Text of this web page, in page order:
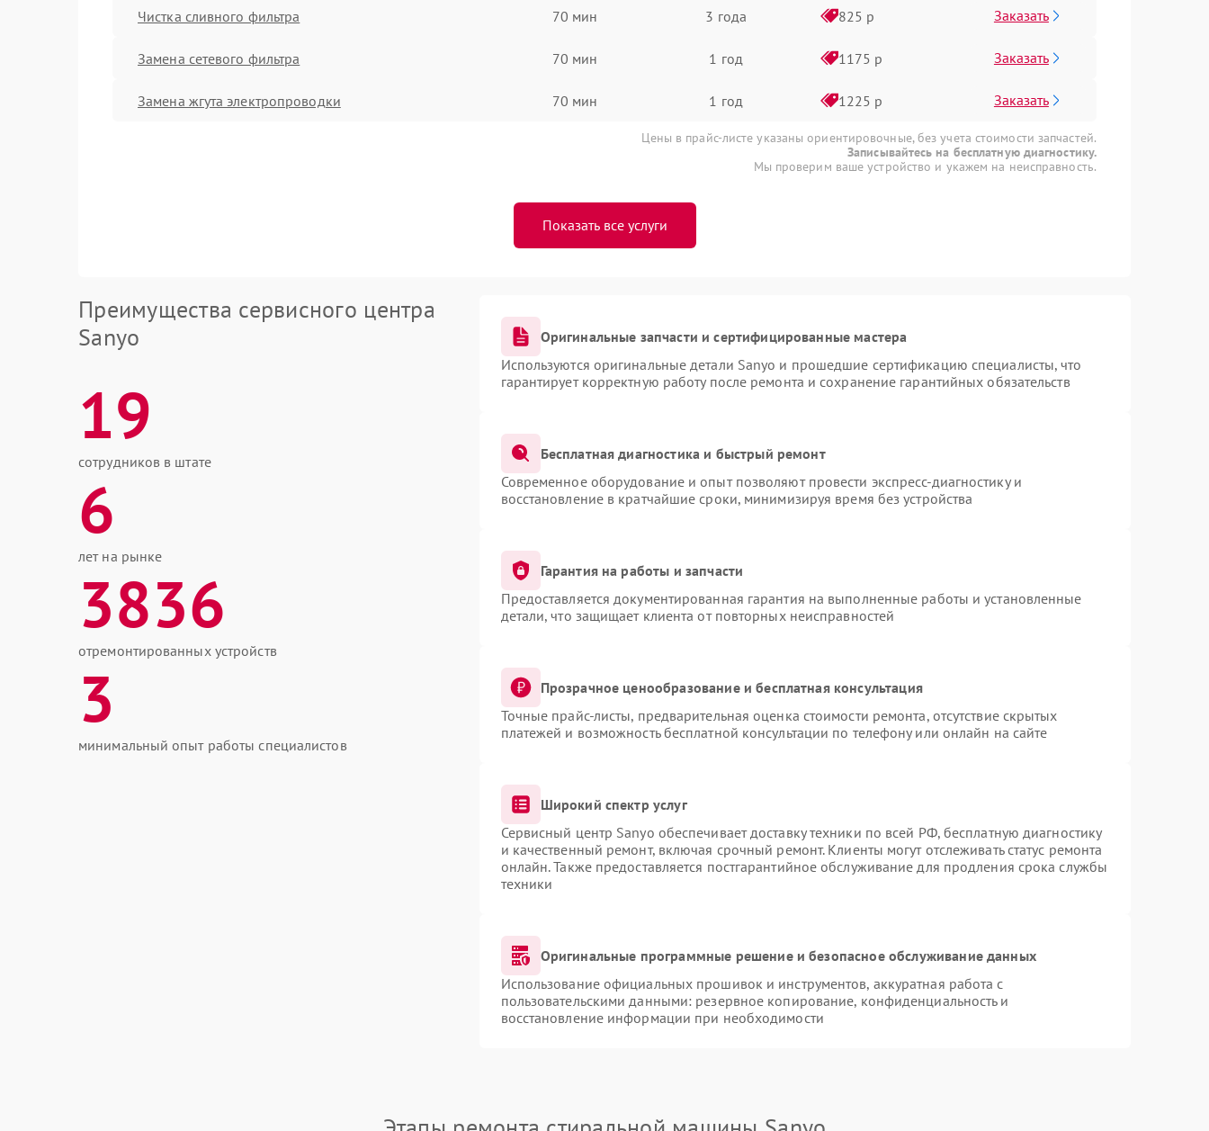
Чистка сливного фильтра 70 мин 3 года 825 р Заказать
Замена сетевого фильтра 70 мин 1 год 1175 р Заказать
Замена жгута электропроводки 70 мин 1 год 1225 р Заказать
Цены в прайс-листе указаны ориентировочные, без учета стоимости запчастей.
Записывайтесь на бесплатную диагностику.
Мы проверим ваше устройство и укажем на неисправность.
Показать все услуги
Преимущества сервисного центра
Sanyo
19
сотрудников в штате
6
лет на рынке
3836
отремонтированных устройств
3
минимальный опыт работы специалистов
Оригинальные запчасти и сертифицированные мастера
Используются оригинальные детали Sanyo и прошедшие сертификацию специалисты, что
гарантирует корректную работу после ремонта и сохранение гарантийных обязательств
Бесплатная диагностика и быстрый ремонт
Современное оборудование и опыт позволяют провести экспресс-диагностику и
восстановление в кратчайшие сроки, минимизируя время без устройства
Гарантия на работы и запчасти
Предоставляется документированная гарантия на выполненные работы и установленные
детали, что защищает клиента от повторных неисправностей
Прозрачное ценообразование и бесплатная консультация
Точные прайс-листы, предварительная оценка стоимости ремонта, отсутствие скрытых
платежей и возможность бесплатной консультации по телефону или онлайн на сайте
Широкий спектр услуг
Сервисный центр Sanyo обеспечивает доставку техники по всей РФ, бесплатную диагностику
и качественный ремонт, включая срочный ремонт. Клиенты могут отслеживать статус ремонта
онлайн. Также предоставляется постгарантийное обслуживание для продления срока службы
техники
Оригинальные программные решение и безопасное обслуживание данных
Использование официальных прошивок и инструментов, аккуратная работа с
пользовательскими данными: резервное копирование, конфиденциальность и
восстановление информации при необходимости